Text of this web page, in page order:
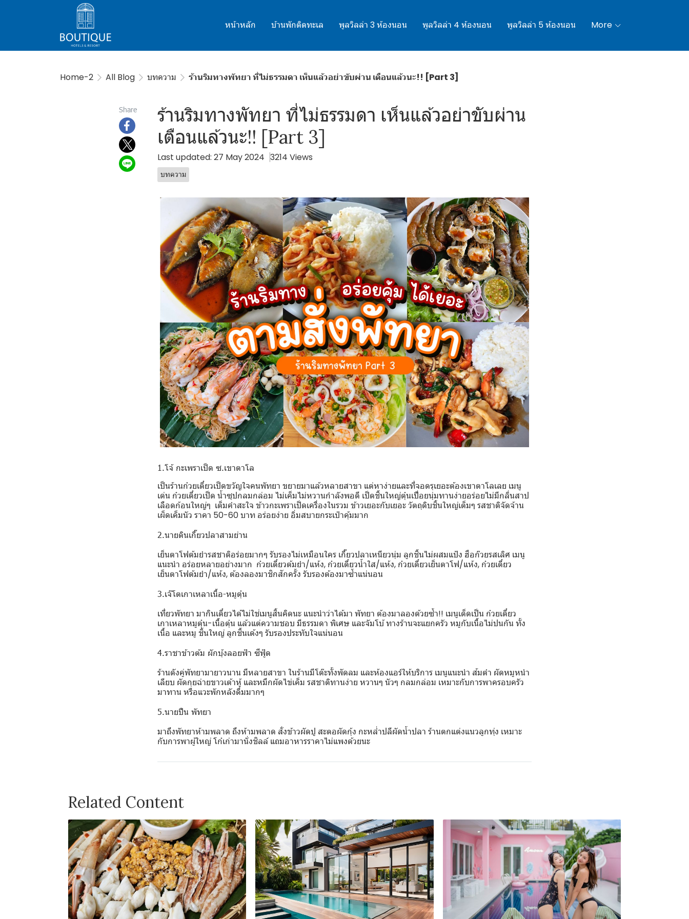
หน้าหลัก บ้านพักติดทะเล พูลวิลล่า 3 ห้องนอน พูลวิลล่า 4 ห้องนอน พูลวิลล่า 5 ห้องนอน More
Home-2 All Blog บทความ ร้านริมทางพัทยา ที่ไม่ธรรมดา เห็นแล้วอย่าขับผ่าน เตือนแล้วนะ!! [Part 3]
Share
ร้านริมทางพัทยา ที่ไม่ธรรมดา เห็นแล้วอย่าขับผ่าน
เตือนแล้วนะ!! [Part 3]
Last updated: 27 May 2024 3214 Views
บทความ
1.โจ้ กะเพราเป็ด ซ.เขาตาโล
เป็นร้านก๋วยเตี๋ยวเป็ดขวัญใจคนพัทยา ขยายมาแล้วหลายสาขา แต่หาง่ายและที่จอดรุเยอะต้องเขาตาโลเลย เมนู
เด่น ก๋วยเตี๋ยวเป็ด น้ำซุปกลมกล่อม ไม่เค็มไม่หวานกำลังพอดี เป็ดชิ้นใหญ่ตุ๋นเปื่อยนุ่มทานง่ายอร่อยไม่มีกลิ่นสาป
เลือดก้อนใหญ่ๆ เต็มคำสะใจ ข้าวกะเพราเป็ดเครื่องในรวม ข้าวเยอะกับเยอะ วัตถุดิบชิ้นใหญ่เต็มๆ รสชาติจัดจ้าน
เผ็ดเค็มนัว ราคา 50-60 บาท อร่อยง่าย อิ่มสบายกระเป๋าคุ้มมาก
2.นายดินเกี๊ยวปลาสามย่าน
เย็นตาโฟต้มยำรสชาติอร่อยมากๆ รับรองไม่เหมือนใคร เกี๊ยวปลาเหนียวนุ่ม ลูกชิ้นไม่ผสมแป้ง ฮือก๊วยรสเลิศ เมนู
แนะนำ อร่อยหลายอย่างมาก ก๋วยเตี๋ยวต้มยำ/แห้ง, ก๋วยเตี๋ยวน้ำใส/แห้ง, ก๋วยเตี๋ยวเย็นตาโฟ/แห้ง, ก๋วยเตี๋ยว
เย็นตาโฟต้มยำ/แห้ง, ต้องลองมาชิกสักครั้ง รับรองต้องมาซ้ำแน่นอน
3.เจ๊โตเกาเหลาเนื้อ-หมูตุ๋น
เที่ยวพัทยา มากินเตี๋ยวได้ไม่ใช่เมนูสิ้นคิดนะ แนะนำว่าได้มา พัทยา ต้องมาลองด้วยซ้ำ!! เมนูเด็ดเป็น ก๋วยเตี๋ยว
เกาเหลาหมูตุ๋น-เนื้อตุ๋น แล้วแต่ความชอบ มีธรรมดา พิเศษ และจัมโบ้ ทางร้านจะแยกครัว หมูกับเนื้อไม่ปนกัน ทั้ง
เนื้อ และหมู ชิ้นใหญ่ ลูกชิ้นเด้งๆ รับรองประทับใจแน่นอน
4.ราชาข้าวต้ม ผักบุ้งลอยฟ้า ซีฟู้ด
ร้านดังคู่พัทยามายาวนาน มีหลายสาขา ในร้านมีโต๊ะทั้งพัดลม และห้องแอร์ให้บริการ เมนูแนะนำ ส้มตำ ผัดหมูหนำ
เลียบ ผัดกุยฉ่ายขาวเต้าหู้ และหมึกผัดไข่เค็ม รสชาติทานง่าย หวานๆ นัวๆ กลมกล่อม เหมาะกับการพาครอบครัว
มาทาน หรือแวะพักหลังดื่มมากๆ
5.นายปืน พัทยา
มาถึงพัทยาห้ามพลาด ถึงห้ามพลาด สั่งข้าวผัดปู สะตอผัดกุ้ง กะหล่ำปลีผัดน้ำปลา ร้านตกแต่งแนวลูกทุ่ง เหมาะ
กับการพาผู้ใหญ่ โก๋เก่ามานั่งชิลล์ แถมอาหารราคาไม่แพงด้วยนะ
Related Content